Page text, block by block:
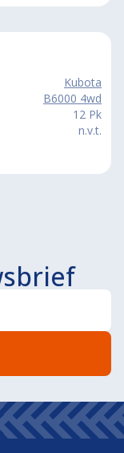
Kubota
B6000 4wd
12 Pk
n.v.t.